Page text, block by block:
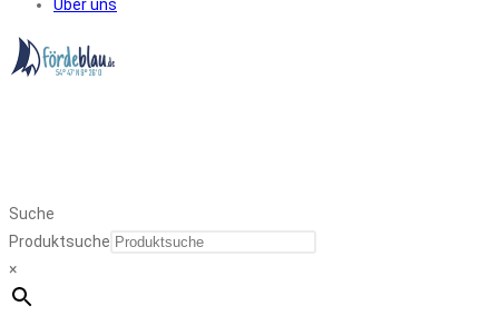
Über uns
Suche
Produktsuche
×